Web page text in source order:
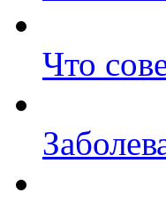
Что